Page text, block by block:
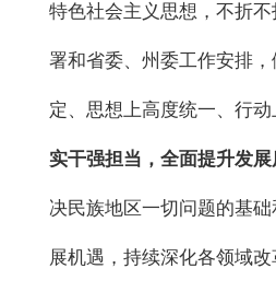
特色社会主义思想，不折
署和省委、州委工作安排
定、思想上高度统一、行动
实干强担当，全面提升发展
决民族地区一切问题的基
展机遇，持续深化各领域